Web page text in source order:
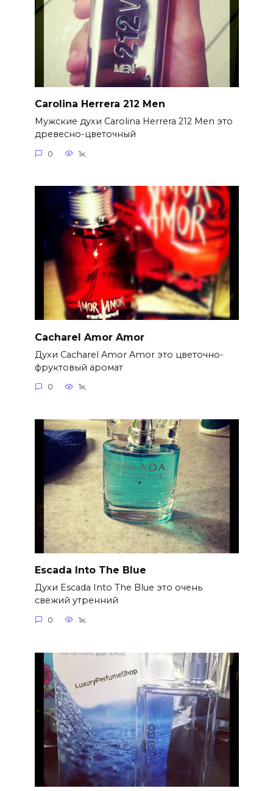
Carolina Herrera 212 Men
Мужские духи Carolina Herrera 212 Men это
древесно-цветочный
0 1к.
Cacharel Amor Amor
Духи Cacharel Amor Amor это цветочно-
фруктовый аромат
0 1к.
Escada Into The Blue
Духи Escada Into The Blue это очень
свежий утренний
0 1к.